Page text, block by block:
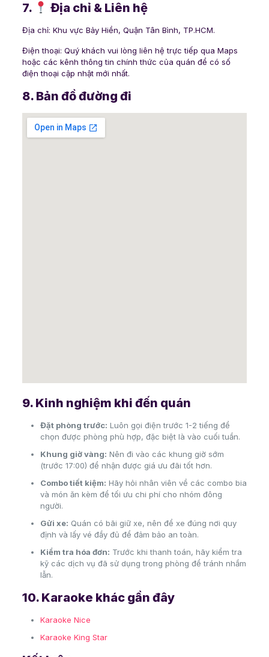
7. Địa chỉ & Liên hệ
Địa chỉ: Khu vực Bảy Hiền, Quận Tân Bình, TP.HCM.
Điện thoại: Quý khách vui lòng liên hệ trực tiếp qua Maps
hoặc các kênh thông tin chính thức của quán để có số
điện thoại cập nhật mới nhất.
8. Bản đồ đường đi
9. Kinh nghiệm khi đến quán
Đặt phòng trước: Luôn gọi điện trước 1-2 tiếng để
chọn được phòng phù hợp, đặc biệt là vào cuối tuần.
Khung giờ vàng: Nên đi vào các khung giờ sớm
(trước 17:00) để nhận được giá ưu đãi tốt hơn.
Combo tiết kiệm: Hãy hỏi nhân viên về các combo bia
và món ăn kèm để tối ưu chi phí cho nhóm đông
người.
Gửi xe: Quán có bãi giữ xe, nên để xe đúng nơi quy
định và lấy vé đầy đủ để đảm bảo an toàn.
Kiểm tra hóa đơn: Trước khi thanh toán, hãy kiểm tra
kỹ các dịch vụ đã sử dụng trong phòng để tránh nhầm
lẫn.
10. Karaoke khác gần đây
Karaoke Nice
Karaoke King Star